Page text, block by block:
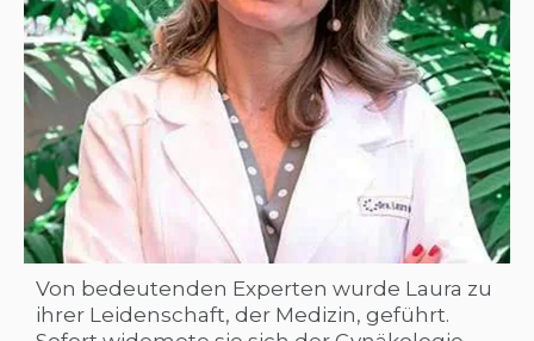
Von bedeutenden Experten wurde Laura zu
ihrer Leidenschaft, der Medizin, geführt.